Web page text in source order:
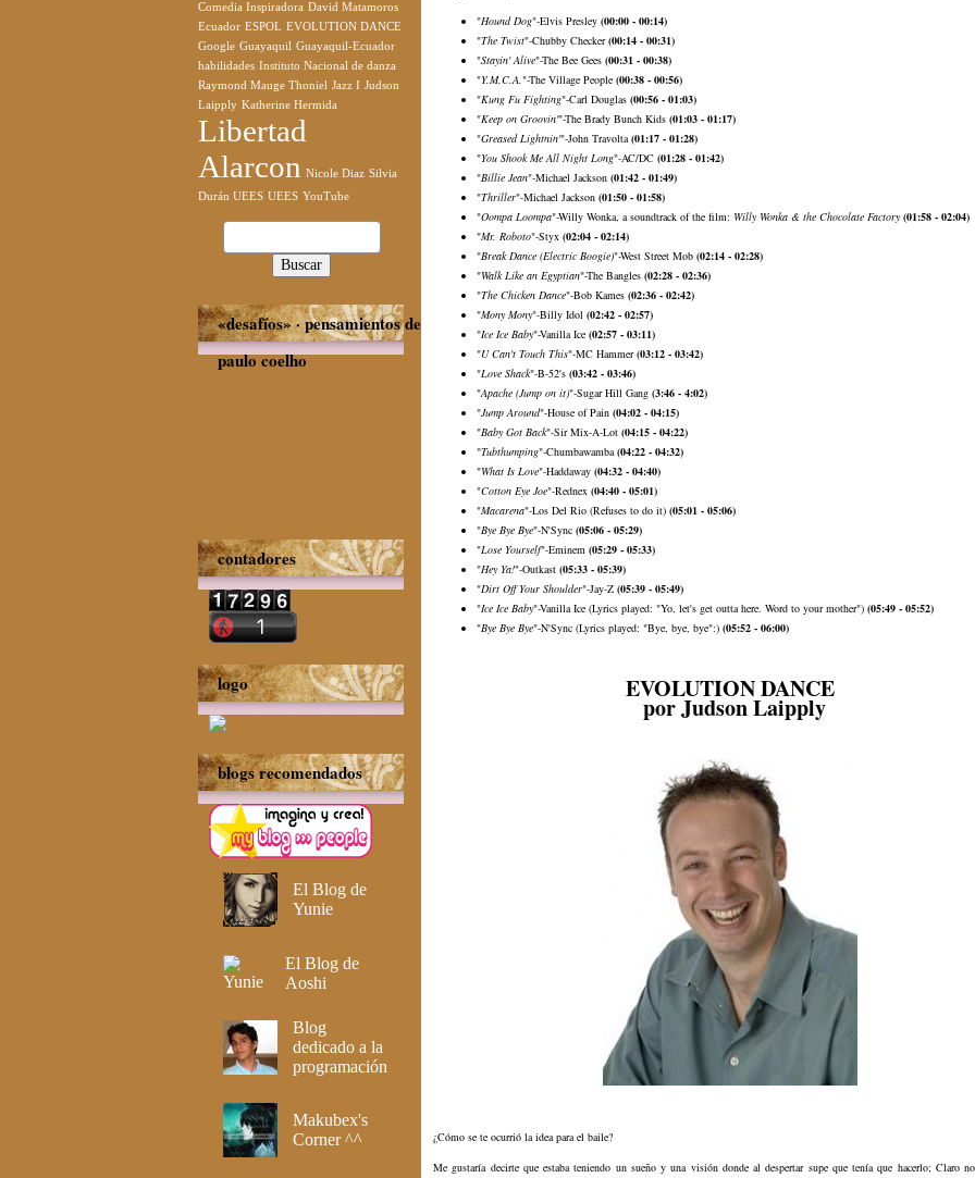
Comedia Inspiradora David Matamoros
Ecuador ESPOL EVOLUTION DANCE
Google Guayaquil Guayaquil-Ecuador
habilidades Instituto Nacional de danza
Raymond Mauge Thoniel Jazz I Judson
Laipply Katherine Hermida
Libertad
Alarcon Nicole Diaz Silvia
Durán UEES UEES YouTube
Buscar:
«desafíos» · pensamientos de
paulo coelho
contadores
logo
blogs recomendados
El Blog de
Yunie
El Blog de
Aoshi
Blog
dedicado a la
programación
Makubex's
Corner ^^
"Hound Dog"-Elvis Presley (00:00 - 00:14)
"The Twist"-Chubby Checker(00:14 - 00:31)
"Stayin' Alive"-The Bee Gees (00:31 - 00:38)
"Y.M.C.A."-The Village People (00:38 - 00:56)
"Kung Fu Fighting"-Carl Douglas (00:56 - 01:03)
"Keep on Groovin'"-The Brady Bunch Kids (01:03 - 01:17)
"Greased Lightnin'"-John Travolta(01:17 - 01:28)
"You Shook Me All Night Long"-AC/DC (01:28 - 01:42)
"Billie Jean"-Michael Jackson (01:42 - 01:49)
"Thriller"-Michael Jackson (01:50 - 01:58)
"Oompa Loompa"-Willy Wonka, a soundtrack of the film: Willy Wonka & the Chocolate Factory (01:58 - 02:04)
"Mr. Roboto"-Styx (02:04 - 02:14)
"Break Dance (Electric Boogie)"-West Street Mob (02:14 - 02:28)
"Walk Like an Egyptian"-The Bangles (02:28 - 02:36)
"The Chicken Dance"-Bob Kames (02:36 - 02:42)
"Mony Mony"-Billy Idol (02:42 - 02:57)
"Ice Ice Baby"-Vanilla Ice (02:57 - 03:11)
"U Can't Touch This"-MC Hammer(03:12 - 03:42)
"Love Shack"-B-52's (03:42 - 03:46)
"Apache (Jump on it)"-Sugar Hill Gang (3:46 - 4:02)
"Jump Around"-House of Pain (04:02 - 04:15)
"Baby Got Back"-Sir Mix-A-Lot (04:15 - 04:22)
"Tubthumping"-Chumbawamba(04:22 - 04:32)
"What Is Love"-Haddaway (04:32 - 04:40)
"Cotton Eye Joe"-Rednex (04:40 - 05:01)
"Macarena"-Los Del Rio (Refuses to do it) (05:01 - 05:06)
"Bye Bye Bye"-N'Sync (05:06 - 05:29)
"Lose Yourself"-Eminem (05:29 - 05:33)
"Hey Ya!"-Outkast (05:33 - 05:39)
"Dirt Off Your Shoulder"-Jay-Z (05:39 - 05:49)
"Ice Ice Baby"-Vanilla Ice (Lyrics played: "Yo, let's get outta here. Word to your mother") (05:49 - 05:52)
"Bye Bye Bye"-N'Sync (Lyrics played: "Bye, bye, bye":) (05:52 - 06:00)
EVOLUTION DANCE
por Judson Laipply
¿Cómo se te ocurrió la idea para el baile?
Me gustaría decirte que estaba teniendo un sueño y una visión donde al despertar supe que tenía que hacerlo; Claro